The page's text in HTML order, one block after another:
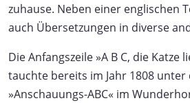
zuhause. Neben einer englischen
auch Übersetzungen in diverse
Die Anfangszeile »A B C, die Katze
tauchte bereits im Jahr 1808 unter
»Anschauungs-ABC« im